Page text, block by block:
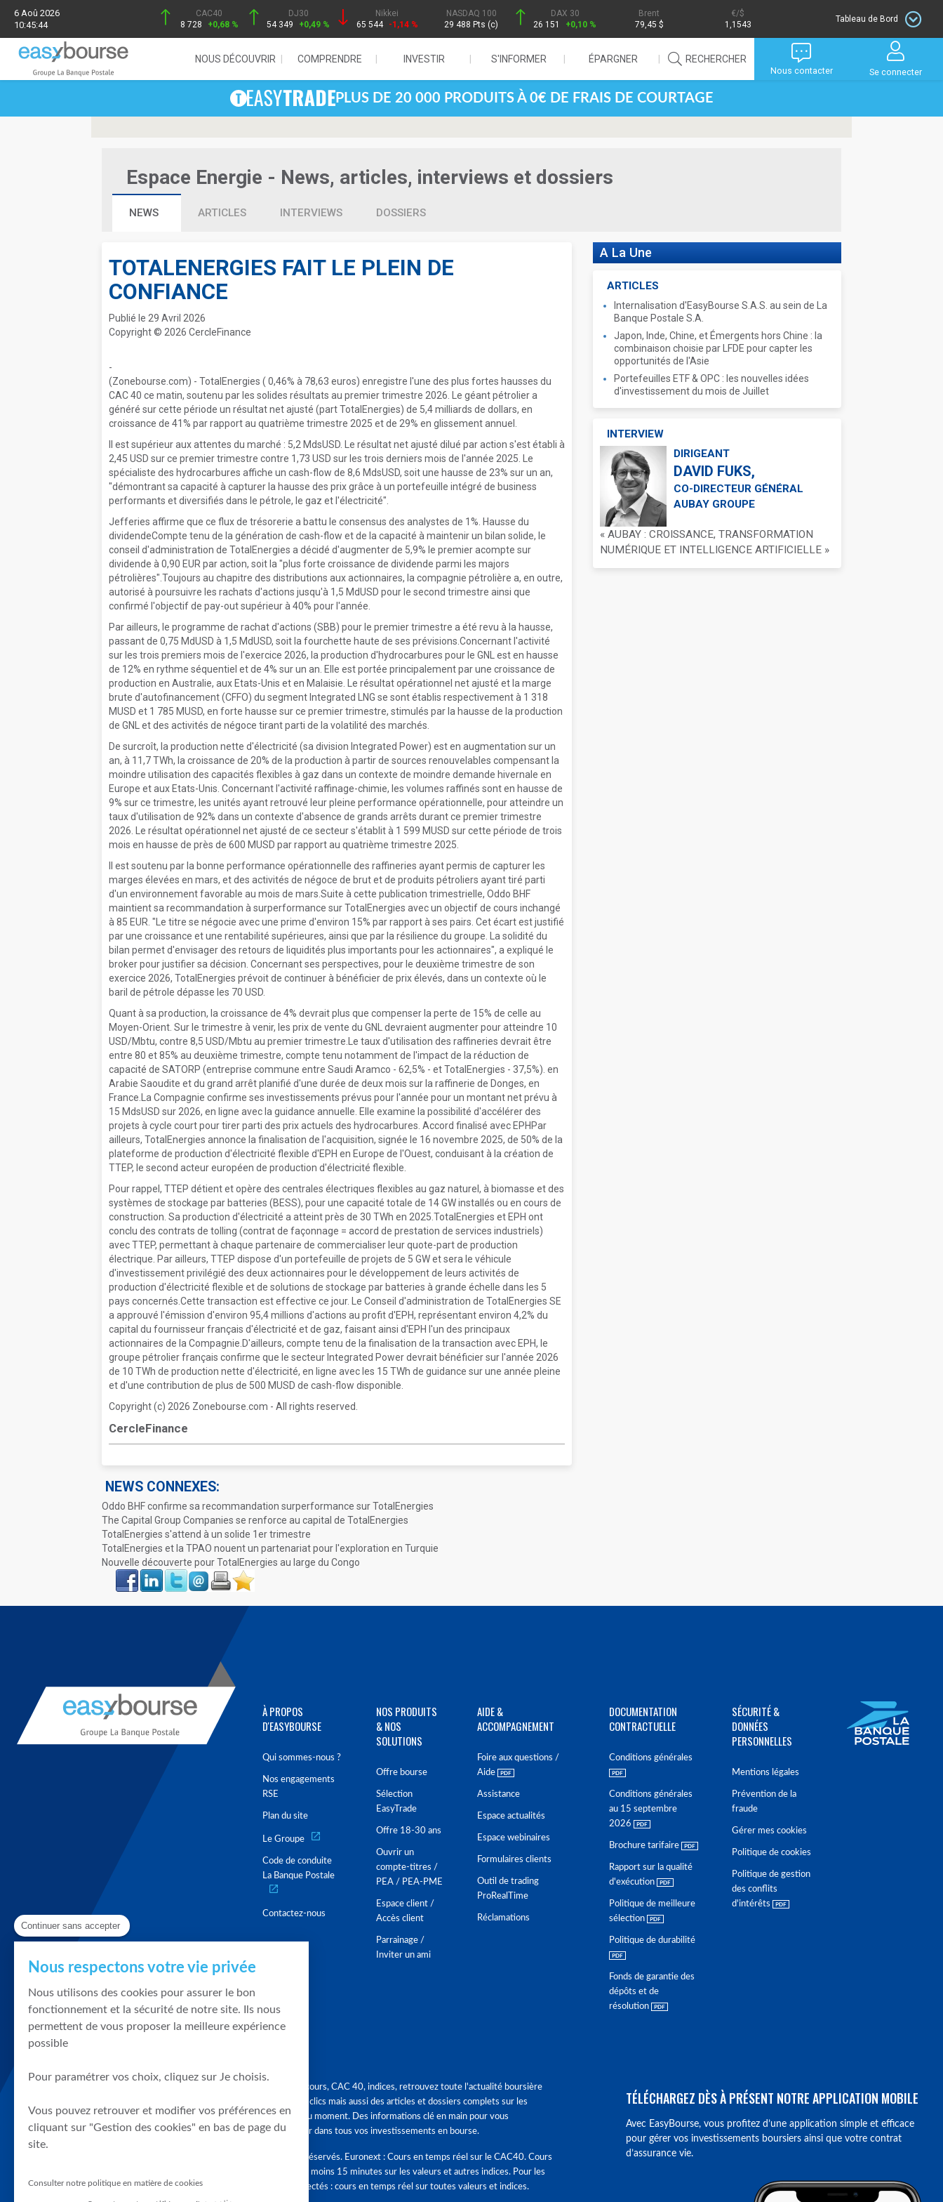
6 Aoû 2026
10:45:44
CAC40
8 728
+0,68 %
DJ30
54 349
+0,49 %
Nikkei
65 544 -1,14 %
NASDAQ 100
29 488 Pts (c)
DAX 30
26 151
+0,10 %
Brent
79,45 $
/$
1,1543
Tableau de Bord
NOUS DÉCOUVRIR COMPRENDRE INVESTIR S'INFORMER ÉPARGNER RECHERCHER
Nous contacter Se connecter
PLUS DE 20 000 PRODUITS À 0€ DE FRAIS DE COURTAGE
Espace Energie - News, articles, interviews et dossiers
NEWS ARTICLES INTERVIEWS DOSSIERS
TOTALENERGIES FAIT LE PLEIN DE
CONFIANCE
Publié le 29 Avril 2026
Copyright © 2026 CercleFinance
-
(Zonebourse.com) - TotalEnergies ( 0,46% à 78,63 euros) enregistre l'une des plus fortes hausses du
CAC 40 ce matin, soutenu par les solides résultats au premier trimestre 2026. Le géant pétrolier a
généré sur cette période un résultat net ajusté (part TotalEnergies) de 5,4 milliards de dollars, en
croissance de 41% par rapport au quatrième trimestre 2025 et de 29% en glissement annuel.
Il est supérieur aux attentes du marché : 5,2 MdsUSD. Le résultat net ajusté dilué par action s'est établi à
2,45 USD sur ce premier trimestre contre 1,73 USD sur les trois derniers mois de l'année 2025. Le
spécialiste des hydrocarbures affiche un cash-flow de 8,6 MdsUSD, soit une hausse de 23% sur un an,
"démontrant sa capacité à capturer la hausse des prix grâce à un portefeuille intégré de business
performants et diversifiés dans le pétrole, le gaz et l'électricité".
Jefferies affirme que ce flux de trésorerie a battu le consensus des analystes de 1%. Hausse du
dividendeCompte tenu de la génération de cash-flow et de la capacité à maintenir un bilan solide, le
conseil d'administration de TotalEnergies a décidé d'augmenter de 5,9% le premier acompte sur
dividende à 0,90 EUR par action, soit la "plus forte croissance de dividende parmi les majors
pétrolières".Toujours au chapitre des distributions aux actionnaires, la compagnie pétrolière a, en outre,
autorisé à poursuivre les rachats d'actions jusqu'à 1,5 MdUSD pour le second trimestre ainsi que
confirmé l'objectif de pay-out supérieur à 40% pour l'année.
Par ailleurs, le programme de rachat d'actions (SBB) pour le premier trimestre a été revu à la hausse,
passant de 0,75 MdUSD à 1,5 MdUSD, soit la fourchette haute de ses prévisions.Concernant l'activité
sur les trois premiers mois de l'exercice 2026, la production d'hydrocarbures pour le GNL est en hausse
de 12% en rythme séquentiel et de 4% sur un an. Elle est portée principalement par une croissance de
production en Australie, aux Etats-Unis et en Malaisie. Le résultat opérationnel net ajusté et la marge
brute d'autofinancement (CFFO) du segment Integrated LNG se sont établis respectivement à 1 318
MUSD et 1 785 MUSD, en forte hausse sur ce premier trimestre, stimulés par la hausse de la production
de GNL et des activités de négoce tirant parti de la volatilité des marchés.
De surcroît, la production nette d'électricité (sa division Integrated Power) est en augmentation sur un
an, à 11,7 TWh, la croissance de 20% de la production à partir de sources renouvelables compensant la
moindre utilisation des capacités flexibles à gaz dans un contexte de moindre demande hivernale en
Europe et aux Etats-Unis. Concernant l'activité raffinage-chimie, les volumes raffinés sont en hausse de
9% sur ce trimestre, les unités ayant retrouvé leur pleine performance opérationnelle, pour atteindre un
taux d'utilisation de 92% dans un contexte d'absence de grands arrêts durant ce premier trimestre
2026. Le résultat opérationnel net ajusté de ce secteur s'établit à 1 599 MUSD sur cette période de trois
mois en hausse de près de 600 MUSD par rapport au quatrième trimestre 2025.
Il est soutenu par la bonne performance opérationnelle des raffineries ayant permis de capturer les
marges élevées en mars, et des activités de négoce de brut et de produits pétroliers ayant tiré parti
d'un environnement favorable au mois de mars.Suite à cette publication trimestrielle, Oddo BHF
maintient sa recommandation à surperformance sur TotalEnergies avec un objectif de cours inchangé
à 85 EUR. "Le titre se négocie avec une prime d'environ 15% par rapport à ses pairs. Cet écart est justifié
par une croissance et une rentabilité supérieures, ainsi que par la résilience du groupe. La solidité du
bilan permet d'envisager des retours de liquidités plus importants pour les actionnaires", a expliqué le
broker pour justifier sa décision. Concernant ses perspectives, pour le deuxième trimestre de son
exercice 2026, TotalEnergies prévoit de continuer à bénéficier de prix élevés, dans un contexte où le
baril de pétrole dépasse les 70 USD.
Quant à sa production, la croissance de 4% devrait plus que compenser la perte de 15% de celle au
Moyen-Orient. Sur le trimestre à venir, les prix de vente du GNL devraient augmenter pour atteindre 10
USD/Mbtu, contre 8,5 USD/Mbtu au premier trimestre.Le taux d'utilisation des raffineries devrait être
entre 80 et 85% au deuxième trimestre, compte tenu notamment de l'impact de la réduction de
capacité de SATORP (entreprise commune entre Saudi Aramco - 62,5% - et TotalEnergies - 37,5%). en
Arabie Saoudite et du grand arrêt planifié d'une durée de deux mois sur la raffinerie de Donges, en
France.La Compagnie confirme ses investissements prévus pour l'année pour un montant net prévu à
15 MdsUSD sur 2026, en ligne avec la guidance annuelle. Elle examine la possibilité d'accélérer des
projets à cycle court pour tirer parti des prix actuels des hydrocarbures. Accord finalisé avec EPHPar
ailleurs, TotalEnergies annonce la finalisation de l'acquisition, signée le 16 novembre 2025, de 50% de la
plateforme de production d'électricité flexible d'EPH en Europe de l'Ouest, conduisant à la création de
TTEP, le second acteur européen de production d'électricité flexible.
Pour rappel, TTEP détient et opère des centrales électriques flexibles au gaz naturel, à biomasse et des
systèmes de stockage par batteries (BESS), pour une capacité totale de 14 GW installés ou en cours de
construction. Sa production d'électricité a atteint près de 30 TWh en 2025.TotalEnergies et EPH ont
conclu des contrats de tolling (contrat de façonnage = accord de prestation de services industriels)
avec TTEP, permettant à chaque partenaire de commercialiser leur quote-part de production
électrique. Par ailleurs, TTEP dispose d'un portefeuille de projets de 5 GW et sera le véhicule
d'investissement privilégié des deux actionnaires pour le développement de leurs activités de
production d'électricité flexible et de solutions de stockage par batteries à grande échelle dans les 5
pays concernés.Cette transaction est effective ce jour. Le Conseil d'administration de TotalEnergies SE
a approuvé l'émission d'environ 95,4 millions d'actions au profit d'EPH, représentant environ 4,2% du
capital du fournisseur français d'électricité et de gaz, faisant ainsi d'EPH l'un des principaux
actionnaires de la Compagnie.D'ailleurs, compte tenu de la finalisation de la transaction avec EPH, le
groupe pétrolier français confirme que le secteur Integrated Power devrait bénéficier sur l'année 2026
de 10 TWh de production nette d'électricité, en ligne avec les 15 TWh de guidance sur une année pleine
et d'une contribution de plus de 500 MUSD de cash-flow disponible.
Copyright (c) 2026 Zonebourse.com - All rights reserved.
CercleFinance
NEWS CONNEXES:
Oddo BHF confirme sa recommandation surperformance sur TotalEnergies
The Capital Group Companies se renforce au capital de TotalEnergies
TotalEnergies s'attend à un solide 1er trimestre
TotalEnergies et la TPAO nouent un partenariat pour l'exploration en Turquie
Nouvelle découverte pour TotalEnergies au large du Congo
Face
book
LinkIn Twitter Envoyer ImprimerFavoris
A La Une
ARTICLES
Internalisation d'EasyBourse S.A.S. au sein de La
Banque Postale S.A.
Japon, Inde, Chine, et Émergents hors Chine : la
combinaison choisie par LFDE pour capter les
opportunités de l'Asie
Portefeuilles ETF & OPC : les nouvelles idées
d'investissement du mois de Juillet
INTERVIEW
DIRIGEANT
DAVID FUKS,
CO-DIRECTEUR GÉNÉRAL
AUBAY GROUPE
« AUBAY : CROISSANCE, TRANSFORMATION
NUMÉRIQUE ET INTELLIGENCE ARTIFICIELLE »
À PROPOS
D'EASYBOURSE
Qui sommes-nous ?
Nos engagements
RSE
Plan du site
Le Groupe
Code de conduite
La Banque Postale
Contactez-nous
NOS PRODUITS
& NOS
SOLUTIONS
Offre bourse
Sélection
EasyTrade
Offre 18-30 ans
Ouvrir un
compte-titres /
PEA / PEA-PME
Espace client /
Accès client
Parrainage /
Inviter un ami
AIDE &
ACCOMPAGNEMENT
Foire aux questions /
Aide
Assistance
Espace actualités
Espace webinaires
Formulaires clients
Outil de trading
ProRealTime
Réclamations
DOCUMENTATION
CONTRACTUELLE
Conditions générales
Conditions générales
au 15 septembre
2026
Brochure tarifaire
Rapport sur la qualité
d'exécution
Politique de meilleure
sélection
Politique de durabilité
Fonds de garantie des
dépôts et de
résolution
SÉCURITÉ &
DONNÉES
PERSONNELLES
Mentions légales
Prévention de la
fraude
Gérer mes cookies
Politique de cookies
Politique de gestion
des conflits
d'intérêts
Graphique, cours, CAC 40, indices, retrouvez toute l'actualité boursière
en quelques clics mais aussi des articles et dossiers complets sur les
tendances du moment. Des informations clé en main pour vous
accompagner dans tous vos investissements en bourse.
Tous droits réservés. Euronext : Cours en temps réel sur le CAC40. Cours
différés d'au moins 15 minutes sur les valeurs et autres indices. Pour les
clients connectés : cours en temps réel sur toutes valeurs et indices.
TÉLÉCHARGEZ DÈS À PRÉSENT NOTRE APPLICATION MOBILE
Avec EasyBourse, vous profitez d’une application simple et efficace
pour gérer vos investissements boursiers ainsi que votre contrat
d’assurance vie.
Continuer sans accepter
Nous respectons votre vie privée
Nous utilisons des cookies pour assurer le bon
fonctionnement et la sécurité de notre site. Ils nous
permettent de vous proposer la meilleure expérience
possible
Pour paramétrer vos choix, cliquez sur Je choisis.
Vous pouvez retrouver et modifier vos préférences en
cliquant sur "Gestion des cookies" en bas de page du
site.
Consulter notre politique en matière de cookies